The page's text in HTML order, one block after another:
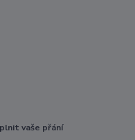
vaše přání